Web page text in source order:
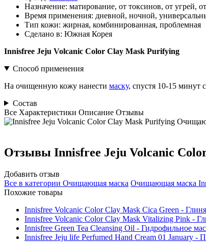
Назначение: матирование, от токсинов, от угрей,
Время применения: дневной, ночной,
Тип кожи: жирная, комбинированная, проблемная
Сделано в: Южная Корея
Innisfree Jeju Volcanic Color Clay Mask Purifying
Способ применения
На очищенную кожу нанести маску, спустя 10-15 минут
Состав
Все Характеристики Описание Отзывы
Отзывы Innisfree Jeju Volcanic
Добавить отзыв
Все в категории Очищающая маска Очищающая маска
Похожие товары
Innisfree Volcanic Color Clay Mask Cica Green -
Innisfree Volcanic Color Clay Mask Vitalizing Pink -
Innisfree Green Tea Cleansing Oil - Гидрофильное
Innisfree Jeju life Perfumed Hand Cream 01 January